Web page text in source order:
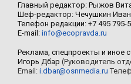
Главный редактор: Рыжов
Шеф-редактор: Чечушкин
Телефон редакции: +7 495 795-
E-mail: info@ecopravda.ru
Реклама, спецпроекты и иное
Игорь Дбар (Руководитель
Email: i.dbar@osnmedia.ru